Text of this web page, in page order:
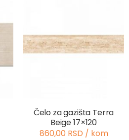
Čelo za gazišta Terra
Beige 17×120
860,00 RSD / kom